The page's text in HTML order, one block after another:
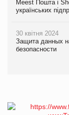
Meest Пошта і
українських
30 квітня 2024
Защита данных
безопасности